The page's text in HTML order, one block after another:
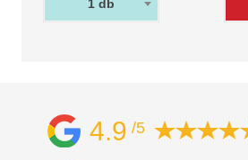
1 db
4.9 /5